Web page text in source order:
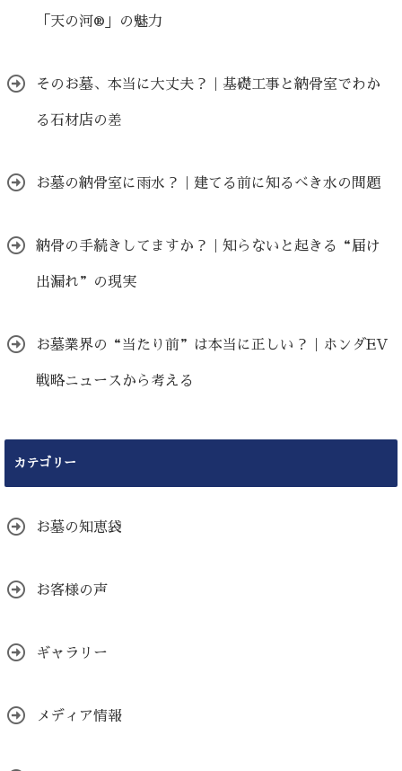
「天の河®」の魅力
そのお墓、本当に大丈夫？｜基礎工事と納骨室でわか
る石材店の差
お墓の納骨室に雨水？｜建てる前に知るべき水の問題
納骨の手続きしてますか？｜知らないと起きる“届け
出漏れ”の現実
お墓業界の“当たり前”は本当に正しい？｜ホンダEV
戦略ニュースから考える
カテゴリー
お墓の知恵袋
お客様の声
ギャラリー
メディア情報